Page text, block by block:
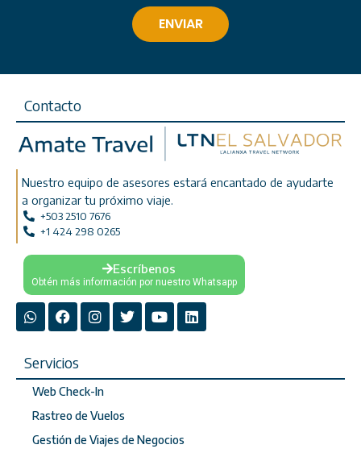
Contacto
Nuestro equipo de asesores estará encantado de ayudarte
a organizar tu próximo viaje.
+503 2510 7676
+1 424 298 0265
Escríbenos
Obtén más información por nuestro Whatsapp
Servicios
Web Check-In
Rastreo de Vuelos
Gestión de Viajes de Negocios